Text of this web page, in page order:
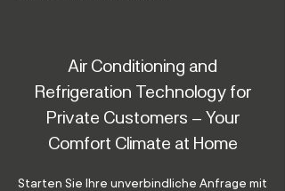
Air Conditioning and
Refrigeration Technology for
Private Customers – Your
Comfort Climate at Home
Starten Sie Ihre unverbindliche Anfrage mit